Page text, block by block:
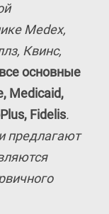
Medex,
Квинс,
все основные
Medicaid,
Fidelis.
предлагают